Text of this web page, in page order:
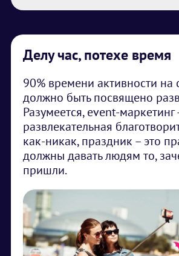
Делу час, потехе время
90% времени активности на
должно быть посвящено
Разумеется, event-маркетинг
развлекательная
как-никак, праздник – это
должны давать людям то,
пришли.